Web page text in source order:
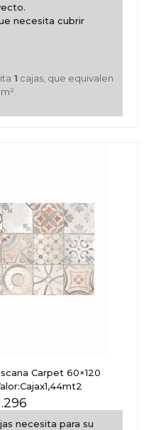
necesita cubrir
1 cajas, que equivalen
m².
Carpet 60×120
necesita para su